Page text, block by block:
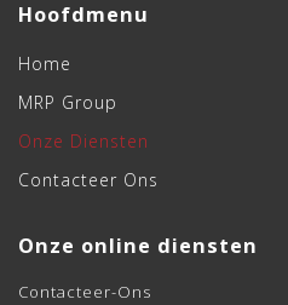
Hoofdmenu
Home
MRP Group
Onze Diensten
Contacteer Ons
Onze online diensten
Contacteer-Ons